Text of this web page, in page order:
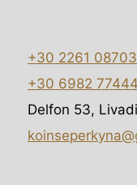
+30 2261
+30 6982
Delfon 53,